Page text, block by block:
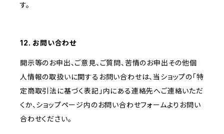
す。
12. お問い合わせ
開示等のお申出、ご意見、ご質問、苦情のお申出その他個
人情報の取扱いに関するお問い合わせは、当ショップの「特
定商取引法に基づく表記」内にある連絡先へご連絡いただ
くか、ショップページ内のお問い合わせフォームよりお問い
合わせください。